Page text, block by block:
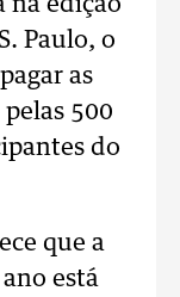
na edição
Paulo, o
as
500
do
que a
está